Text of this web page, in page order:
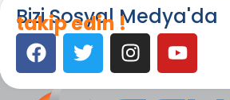
Bizi Sosyal Medya'da
takip edin !